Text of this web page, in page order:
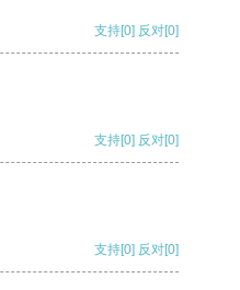
支持[0] 反对[0]
支持[0] 反对[0]
支持[0] 反对[0]